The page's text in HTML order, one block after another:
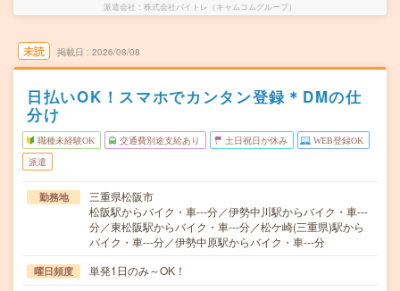
派遣会社 株式会社バイトレ（キャムコムグループ）
未読 掲載日 2026/08/08
日払いOK！スマホでカンタン登録＊DMの仕
分け
職種未経験OK 交通費別途支給あり 土日祝日が休み WEB登録OK
派遣
勤務地
三重県松阪市
松阪駅からバイク・車---分／伊勢中川駅からバイク・車---
分／東松阪駅からバイク・車---分／松ケ崎(三重県)駅から
バイク・車---分／伊勢中原駅からバイク・車---分
曜日頻度 単発1日のみ～OK！